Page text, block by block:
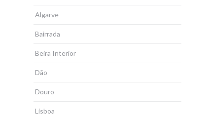
Algarve
Bairrada
Beira Interior
Dão
Douro
Lisboa